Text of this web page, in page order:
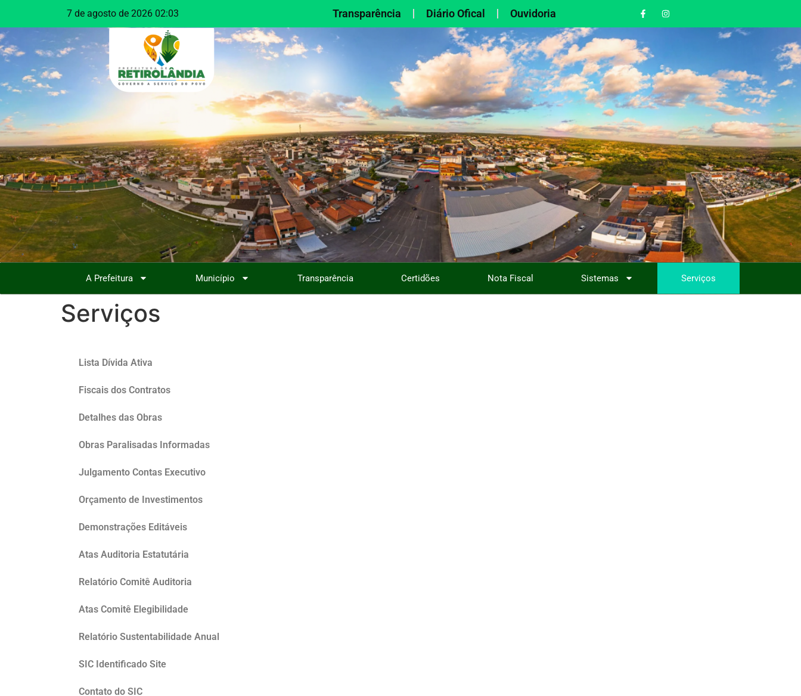
7 de agosto de 2026 02:03 Transparência Diário Ofical Ouvidoria
A Prefeitura Município Transparência Certidões Nota Fiscal Sistemas Serviços
Serviços
Lista Dívida Ativa
Fiscais dos Contratos
Detalhes das Obras
Obras Paralisadas Informadas
Julgamento Contas Executivo
Orçamento de Investimentos
Demonstrações Editáveis
Atas Auditoria Estatutária
Relatório Comitê Auditoria
Atas Comitê Elegibilidade
Relatório Sustentabilidade Anual
SIC Identificado Site
Contato do SIC